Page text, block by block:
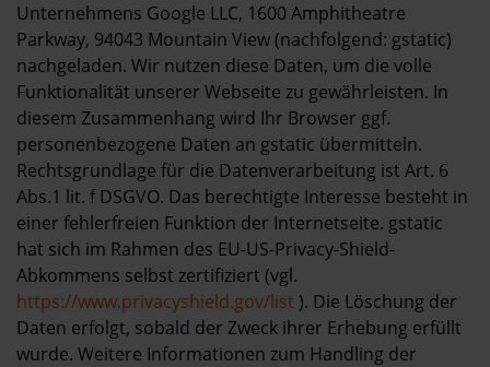
Unternehmens Google LLC, 1600 Amphitheatre
Parkway, 94043 Mountain View (nachfolgend: gstatic)
nachgeladen. Wir nutzen diese Daten, um die volle
Funktionalität unserer Webseite zu gewährleisten. In
diesem Zusammenhang wird Ihr Browser ggf.
personenbezogene Daten an gstatic übermitteln.
Rechtsgrundlage für die Datenverarbeitung ist Art. 6
Abs.1 lit. f DSGVO. Das berechtigte Interesse besteht in
einer fehlerfreien Funktion der Internetseite. gstatic
hat sich im Rahmen des EU-US-Privacy-Shield-
Abkommens selbst zertifiziert (vgl.
https://www.privacyshield.gov/list ). Die Löschung der
Daten erfolgt, sobald der Zweck ihrer Erhebung erfüllt
wurde. Weitere Informationen zum Handling der